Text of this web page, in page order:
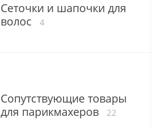
Сеточки и шапочки для
волос
4
Сопутствующие товары
для парикмахеров
22